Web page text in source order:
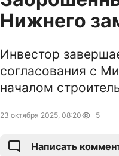
Нижнего
Инвестор
согласования с
началом
23 октября 2025, 08:20 5
Написать